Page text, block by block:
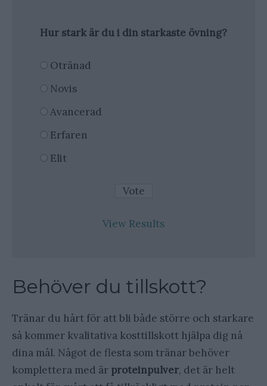
Hur stark är du i din starkaste övning?
Otränad
Novis
Avancerad
Erfaren
Elit
View Results
Behöver du tillskott?
Tränar du hårt för att bli både större och starkare
så kommer kvalitativa kosttillskott hjälpa dig nå
dina mål. Något de flesta som tränar behöver
komplettera med är proteinpulver, det är helt